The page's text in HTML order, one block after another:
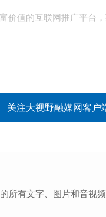
价值的互联网推广平台
关注大视野融媒网客
所有文字、图片和音视